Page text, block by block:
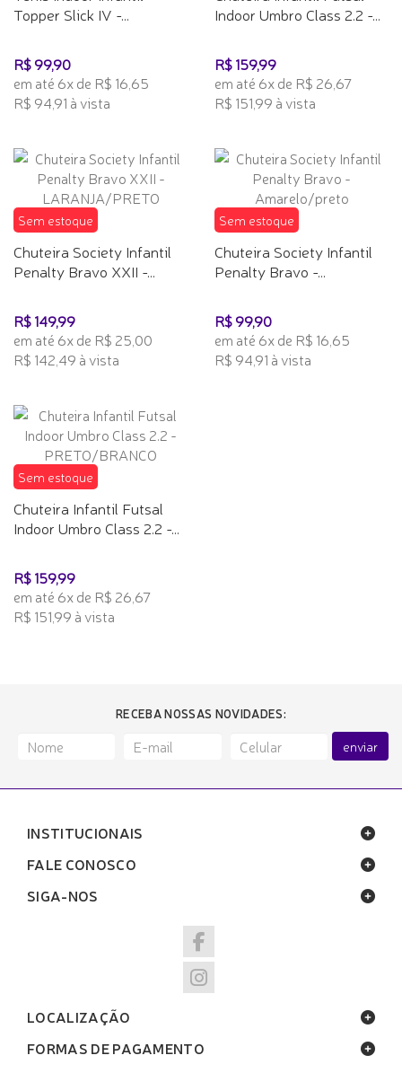
Topper Slick IV -...
R$ 99,90
em até 6x de R$ 16,65
R$ 94,91 à vista
Indoor Umbro Class 2.2 -...
R$ 159,99
em até 6x de R$ 26,67
R$ 151,99 à vista
Sem estoque
Chuteira Society Infantil
Penalty Bravo XXII -...
R$ 149,99
em até 6x de R$ 25,00
R$ 142,49 à vista
Sem estoque
Chuteira Society Infantil
Penalty Bravo -...
R$ 99,90
em até 6x de R$ 16,65
R$ 94,91 à vista
Sem estoque
Chuteira Infantil Futsal
Indoor Umbro Class 2.2 -...
R$ 159,99
em até 6x de R$ 26,67
R$ 151,99 à vista
RECEBA NOSSAS NOVIDADES:
enviar
INSTITUCIONAIS
FALE CONOSCO
SIGA-NOS
LOCALIZAÇÃO
FORMAS DE PAGAMENTO